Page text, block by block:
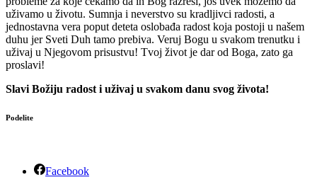
uživamo u životu. Sumnja i neverstvo su kradljivci radosti, a
jednostavna vera poput deteta oslobađa radost koja postoji u našem
duhu jer Sveti Duh tamo prebiva. Veruj Bogu u svakom trenutku i
uživaj u Njegovom prisustvu! Tvoj život je dar od Boga, zato ga
proslavi!
Slavi Božiju radost i uživaj u svakom danu svog života!
Podelite
Facebook